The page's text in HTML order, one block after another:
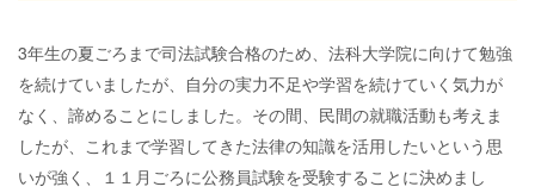
3年生の夏ごろまで司法試験合格のため、法科大学院に向けて勉強
を続けていましたが、自分の実力不足や学習を続けていく気力が
なく、諦めることにしました。その間、民間の就職活動も考えま
したが、これまで学習してきた法律の知識を活用したいという思
いが強く、１１月ごろに公務員試験を受験することに決めまし